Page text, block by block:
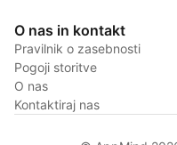
O nas in kontakt
Pravilnik o zasebnosti
Pogoji storitve
O nas
Kontaktiraj nas